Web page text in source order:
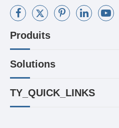
Produits
Solutions
TY_QUICK_LINKS